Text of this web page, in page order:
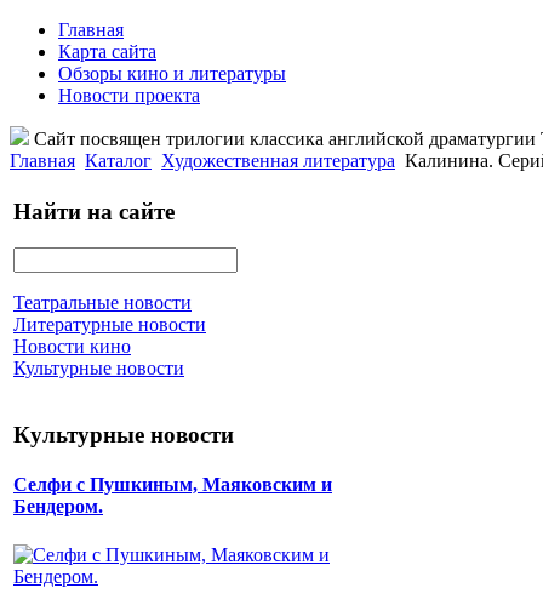
Главная
Карта сайта
Обзоры кино и литературы
Новости проекта
Сайт посвящен трилогии классика английской
Главная Каталог Художественная литература Калинина.
Найти на сайте
Театральные новости
Литературные новости
Новости кино
Культурные новости
Культурные новости
Селфи с Пушкиным, Маяковским и
Бендером.